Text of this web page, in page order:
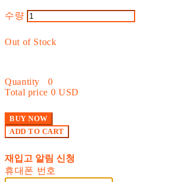
수량
Out of Stock
Quantity
0
Total price 0 USD
BUY NOW
ADD TO CART
재입고 알림 신청
휴대폰 번호